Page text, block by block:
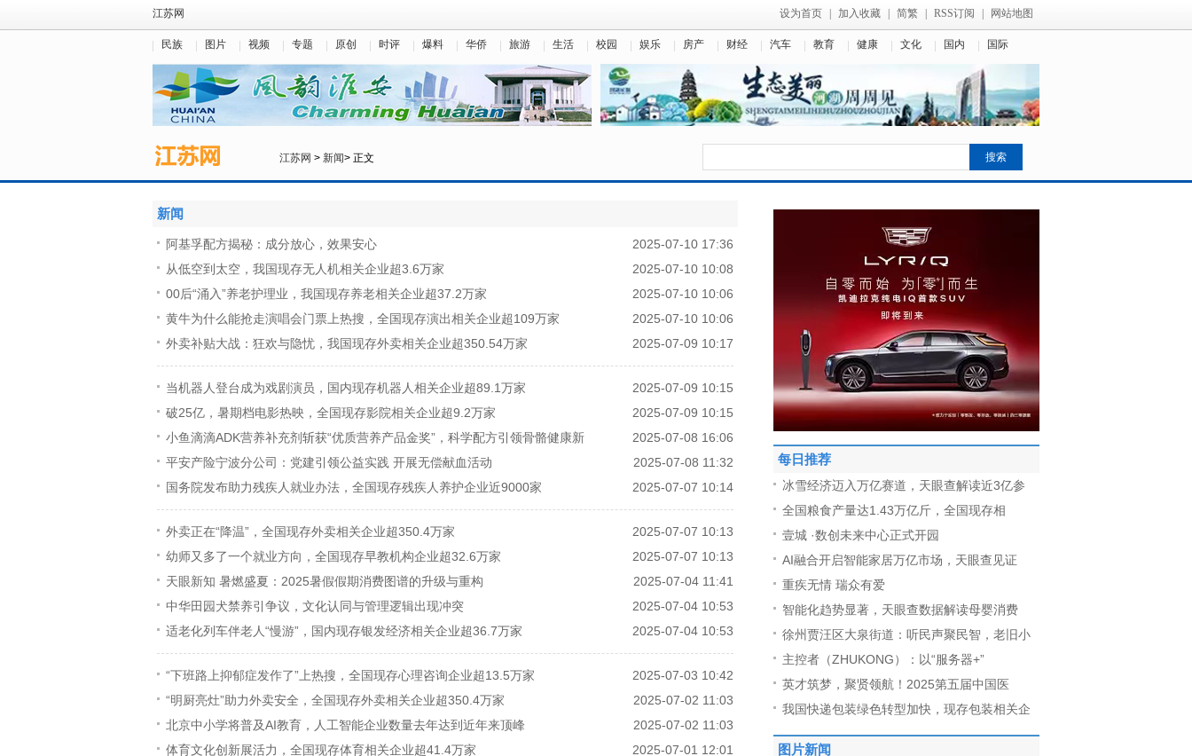
江苏网 设为首页 加入收藏 简繁 RSS订阅 网站地图
民族 图片 视频 专题 原创 时评 爆料 华侨 旅游 生活 校园 娱乐 房产 财经 汽车 教育 健康 文化 国内 国际
江苏网 > 新闻> 正文
新闻
2025-07-10 17:36
阿基孚配方揭秘：成分放心，效果安心
2025-07-10 10:08
从低空到太空，我国现存无人机相关企业超3.6万家
2025-07-10 10:06
00后“涌入”养老护理业，我国现存养老相关企业超37.2万家
2025-07-10 10:06
黄牛为什么能抢走演唱会门票上热搜，全国现存演出相关企业超109万家
2025-07-09 10:17
外卖补贴大战：狂欢与隐忧，我国现存外卖相关企业超350.54万家
2025-07-09 10:15
当机器人登台成为戏剧演员，国内现存机器人相关企业超89.1万家
2025-07-09 10:15
破25亿，暑期档电影热映，全国现存影院相关企业超9.2万家
2025-07-08 16:06
小鱼滴滴ADK营养补充剂斩获“优质营养产品金奖”，科学配方引领骨骼健康新
2025-07-08 11:32
平安产险宁波分公司：党建引领公益实践 开展无偿献血活动
2025-07-07 10:14
国务院发布助力残疾人就业办法，全国现存残疾人养护企业近9000家
2025-07-07 10:13
外卖正在“降温”，全国现存外卖相关企业超350.4万家
2025-07-07 10:13
幼师又多了一个就业方向，全国现存早教机构企业超32.6万家
2025-07-04 11:41
天眼新知 暑燃盛夏：2025暑假假期消费图谱的升级与重构
2025-07-04 10:53
中华田园犬禁养引争议，文化认同与管理逻辑出现冲突
2025-07-04 10:53
适老化列车伴老人“慢游”，国内现存银发经济相关企业超36.7万家
2025-07-03 10:42
“下班路上抑郁症发作了”上热搜，全国现存心理咨询企业超13.5万家
2025-07-02 11:03
“明厨亮灶”助力外卖安全，全国现存外卖相关企业超350.4万家
2025-07-02 11:03
北京中小学将普及AI教育，人工智能企业数量去年达到近年来顶峰
2025-07-01 12:01
体育文化创新展活力，全国现存体育相关企业超41.4万家
每日推荐
冰雪经济迈入万亿赛道，天眼查解读近3亿参
全国粮食产量达1.43万亿斤，全国现存相
壹城 ·数创未来中心正式开园
AI融合开启智能家居万亿市场，天眼查见证
重疾无情 瑞众有爱
智能化趋势显著，天眼查数据解读母婴消费
徐州贾汪区大泉街道：听民声聚民智，老旧小
主控者（ZHUKONG）：以“服务器+”
英才筑梦，聚贤领航！2025第五届中国医
我国快递包装绿色转型加快，现存包装相关企
图片新闻